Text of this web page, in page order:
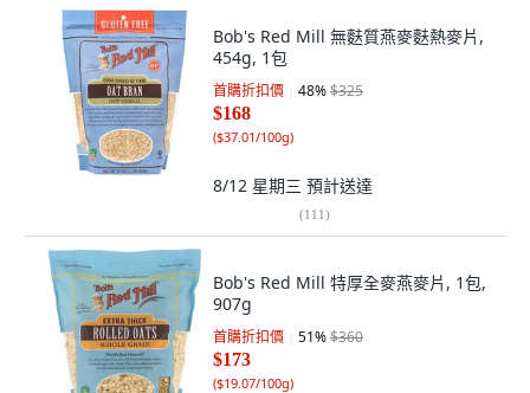
Bob's Red Mill 無麩質燕麥麩熱麥片,
454g, 1包
首購折扣價 48%$325
$168
($37.01/100g)
8/12 星期三 預計送達
(111)
Bob's Red Mill 特厚全麥燕麥片, 1包,
907g
首購折扣價 51%$360
$173
($19.07/100g)